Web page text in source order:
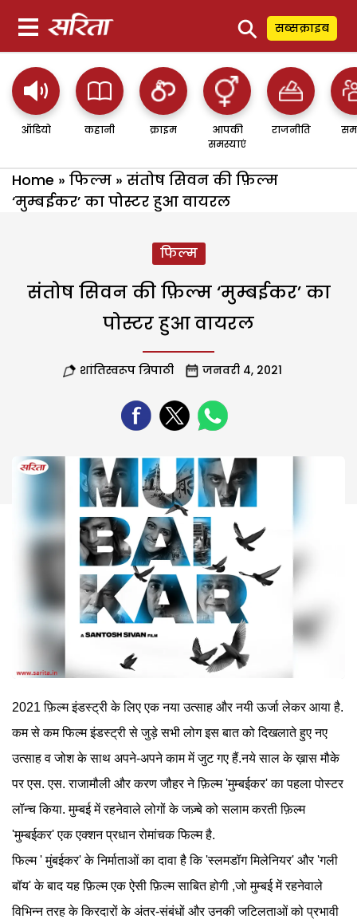
⚲ सब्सक्राइब
ऑडियो कहानी क्राइम
आपकी
समस्याएं
राजनीति
Home » फिल्म » संतोष सिवन की फ़िल्म
‘मुम्बईकर’ का पोस्टर हुआ वायरल
फिल्म
संतोष सिवन की फ़िल्म ‘मुम्बईकर’ का
पोस्टर हुआ वायरल
शांतिस्वरूप त्रिपाठी जनवरी 4, 2021
2021 फ़िल्म इंडस्ट्री के लिए एक नया उत्साह और नयी ऊर्जा लेकर आया है.
कम से कम फिल्म इंडस्ट्री से जुड़े सभी लोग इस बात को दिखलाते हुए नए
उत्साह व जोश के साथ अपने-अपने काम में जुट गए हैं.नये साल के ख़ास मौके
पर एस. एस. राजामौली और करण जौहर ने फ़िल्म 'मुम्बईकर' का पहला पोस्टर
लॉन्च किया. मुम्बई में रहनेवाले लोगों के जज़्बे को सलाम करती फ़िल्म
'मुम्बईकर' एक एक्शन प्रधान रोमांचक फिल्म है.
फिल्म ' मुंबईकर' के निर्माताओं का दावा है कि'स्लमडॉग मिलेनियर' और 'गली
बॉय' के बाद यह फ़िल्म एक ऐसी फ़िल्म साबित होगी ,जो मुम्बई में रहनेवाले
विभिन्न तरह के किरदारों के अंतर-संबंधों और उनकी जटिलताओं को प्रभावी